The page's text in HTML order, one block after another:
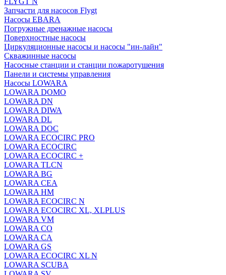
Запчасти для насосов Flygt
Насосы EBARA
Погружные дренажные насосы
Поверхностные насосы
Циркуляционные насосы и насосы "ин-лайн"
Скважинные насосы
Насосные станции и станции пожаротушения
Панели и системы управления
Насосы LOWARA
LOWARA DOMO
LOWARA DN
LOWARA DIWA
LOWARA DL
LOWARA DOC
LOWARA ECOCIRC PRO
LOWARA ECOCIRC
LOWARA ECOCIRC +
LOWARA TLCN
LOWARA BG
LOWARA CEA
LOWARA HM
LOWARA ECOCIRC N
LOWARA ECOCIRC XL, XLPLUS
LOWARA VM
LOWARA CO
LOWARA CA
LOWARA GS
LOWARA ECOCIRC XL N
LOWARA SCUBA